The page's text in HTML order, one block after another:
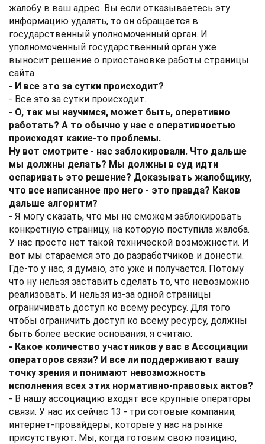
жалобу в ваш адрес. Вы если отказываетесь эту
информацию удалять, то он обращается в
государственный уполномоченный орган. И
уполномоченный государственный орган уже
выносит решение о приостановке работы страницы
сайта.
- И все это за сутки происходит?
- Все это за сутки происходит.
- О, так мы научимся, может быть, оперативно
работать? А то обычно у нас с оперативностью
происходят какие-то проблемы.
Ну вот смотрите - нас заблокировали. Что дальше
мы должны делать? Мы должны в суд идти
оспаривать это решение? Доказывать жалобщику,
что все написанное про него - это правда? Каков
дальше алгоритм?
- Я могу сказать, что мы не сможем заблокировать
конкретную страницу, на которую поступила жалоба.
У нас просто нет такой технической возможности. И
вот мы стараемся это до разработчиков и донести.
Где-то у нас, я думаю, это уже и получается. Потому
что ну нельзя заставить сделать то, что невозможно
реализовать. И нельзя из-за одной страницы
ограничивать доступ ко всему ресурсу. Для того
чтобы ограничить доступ ко всему ресурсу, должны
быть более веские основания, я считаю.
- Какое количество участников у вас в Ассоциации
операторов связи? И все ли поддерживают вашу
точку зрения и понимают невозможность
исполнения всех этих нормативно-правовых актов?
- В нашу ассоциацию входят все крупные операторы
связи. У нас их сейчас 13 - три сотовые компании,
интернет-провайдеры, которые у нас на рынке
присутствуют. Мы, когда готовим свою позицию,